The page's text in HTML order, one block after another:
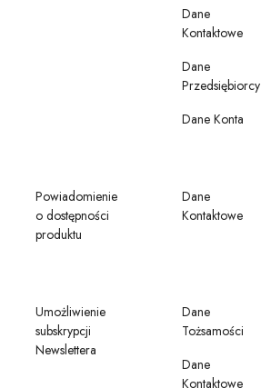
Dane
Kontaktowe
Dane
Przedsiębiorcy
Dane Konta
Powiadomienie
o dostępności
produktu
Dane
Kontaktowe
Umożliwienie
subskrypcji
Newslettera
Dane
Tożsamości
Dane
Kontaktowe